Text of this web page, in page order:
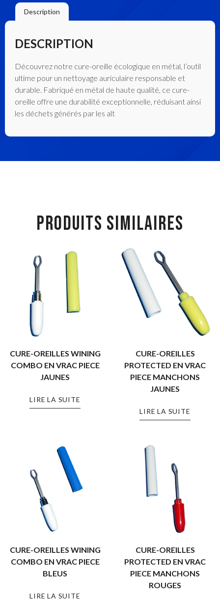
Description
DESCRIPTION
Découvrez notre cure-oreille écologique en métal, l’outil
ultime pour un nettoyage auriculaire responsable et
durable. Fabriqué en métal de haute qualité, ce cure-
oreille offre une durabilité exceptionnelle, réduisant ainsi
les déchets générés par les alt
PRODUITS SIMILAIRES
CURE-OREILLES WINING
COMBO EN VRAC PIECE
JAUNES
LIRE LA SUITE
CURE-OREILLES
PROTECTED EN VRAC
PIECE MANCHONS
JAUNES
LIRE LA SUITE
CURE-OREILLES WINING
COMBO EN VRAC PIECE
BLEUS
LIRE LA SUITE
CURE-OREILLES
PROTECTED EN VRAC
PIECE MANCHONS
ROUGES